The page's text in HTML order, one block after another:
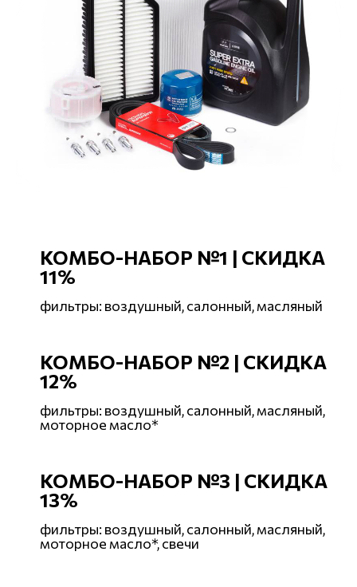
КОМБО-НАБОР №1 | СКИДКА
11%
фильтры: воздушный, салонный, масляный
КОМБО-НАБОР №2 | СКИДКА
12%
фильтры: воздушный, салонный, масляный,
моторное масло*
КОМБО-НАБОР №3 | СКИДКА
13%
фильтры: воздушный, салонный, масляный,
моторное масло*, свечи